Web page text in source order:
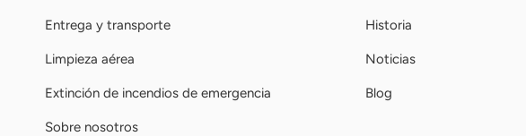
Entrega y transporte
Limpieza aérea
Extinción de incendios de emergencia
Sobre nosotros
Historia
Noticias
Blog